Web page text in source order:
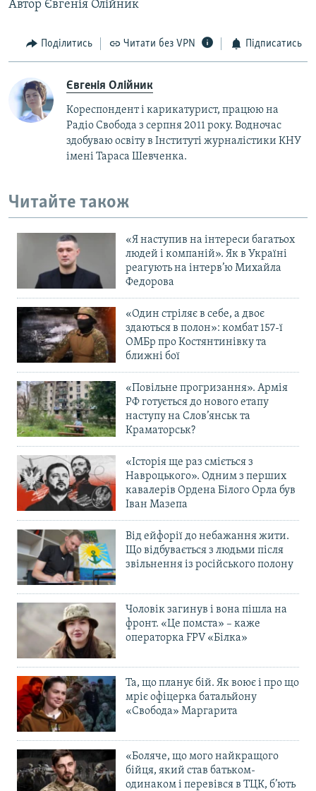
КТАТ
ДОЛУЧАЙСЯ!
Автор Євгенія Олійник
Поділитись Читати без VPN Підписатись
Євгенія Олійник
Кореспондент і карикатурист, працюю на
Радіо Свобода з серпня 2011 року. Водночас
здобуваю освіту в Інституті журналістики КНУ
імені Тараса Шевченка.
Читайте також
«Я наступив на інтереси багатьох
людей і компаній». Як в Україні
реагують на інтерв’ю Михайла
Федорова
«Один стріляє в себе, а двоє
здаються в полон»: комбат 157-ї
ОМБр про Костянтинівку та
ближні бої
«Повільне прогризання». Армія
РФ готується до нового етапу
наступу на Слов’янськ та
Краматорськ?
«Історія ще раз сміється з
Навроцького». Одним з перших
кавалерів Ордена Білого Орла був
Іван Мазепа
Від ейфорії до небажання жити.
Що відбувається з людьми після
звільнення із російського полону
Чоловік загинув і вона пішла на
фронт. «Це помста» – каже
операторка FPV «Білка»
Та, що планує бій. Як воює і про що
мріє офіцерка батальйону
«Свобода» Маргарита
«Боляче, що мого найкращого
бійця, який став батьком-
одинаком і перевівся в ТЦК, б’ють